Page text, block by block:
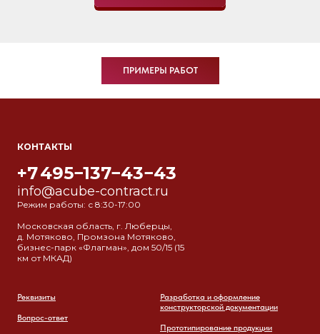
ПРИМЕРЫ РАБОТ
КОНТАКТЫ
+7 495−137−43−43
info@acube-contract.ru
Режим работы: с 8:30-17:00
Московская область, г. Люберцы,
д. Мотяково, Промзона Мотяково,
бизнес-парк «Флагман», дом 50/15 (15
км от МКАД)
Реквизиты
Вопрос-ответ
Разработка и оформление
конструкторской документации
Прототипирование продукции